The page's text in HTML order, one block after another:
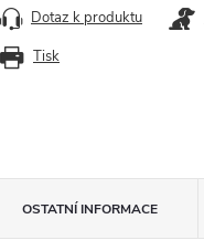
Tisk
Dotaz k produktu
OSTATNÍ INFORMACE